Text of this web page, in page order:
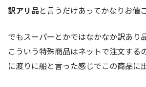
訳アリ品と言うだけあってかなりお値
でもスーパーとかではなかなか訳あり
こういう特殊商品はネットで注文する
に渡りに船と言った感じでこの商品に